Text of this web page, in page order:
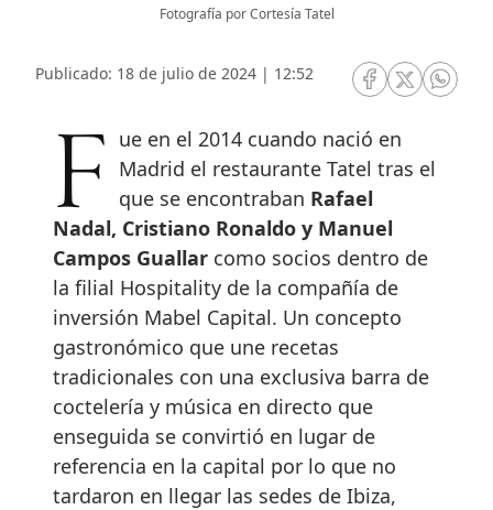
Fotografía por Cortesía Tatel
Publicado: 18 de julio de 2024 | 12:52
RRSS Facebook
RRSSRRSS
Fue en el 2014 cuando nació en Madrid el restaurante Tatel tras el
que se encontraban Rafael
Nadal, Cristiano Ronaldo y Manuel
Campos Guallar como socios dentro de
la filial Hospitality de la compañía de
inversión Mabel Capital. Un concepto
gastronómico que une recetas
tradicionales con una exclusiva barra de
coctelería y música en directo que
enseguida se convirtió en lugar de
referencia en la capital por lo que no
tardaron en llegar las sedes de Ibiza,